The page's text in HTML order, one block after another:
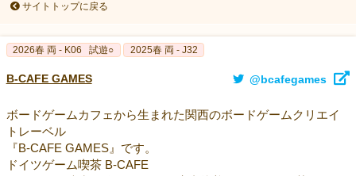
サイトトップに戻る
2026春 両 - K06 試遊○ 2025春 両 - J32
B-CAFE GAMES @bcafegames
ボードゲームカフェから生まれた関西のボードゲームクリエイ
トレーベル
『B-CAFE GAMES』です。
ドイツゲーム喫茶 B-CAFE